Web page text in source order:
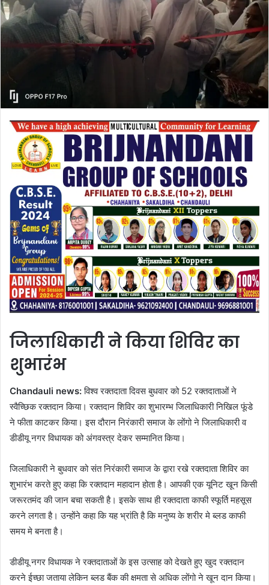
जिलाधिकारी ने किया शिविर का
शुभारंभ
Chandauli news:विश्व रक्तदाता दिवस बुधवार को 52 रक्तदाताओं ने
स्वैच्छिक रक्तदान किया। रक्तदान शिविर का शुभारम्भ जिलाधिकारी निखिल फूंडे
ने फीता काटकर किया। इस दौरान निरंकारी समाज के लोंगो ने जिलाधिकारी व
डीडीयू नगर विधायक को अंगवस्त्र देकर सम्मानित किया।
जिलाधिकारी ने बुधवार को संत निरंकारी समाज के द्वारा रखे रक्तदाता शिविर का
शुभारंभ करते हुए कहा कि रक्तदान महादान होता है। आपकी एक यूनिट खून किसी
जरूरतमंद की जान बचा सकती है। इसके साथ ही रक्तदाता काफी स्फूर्ति महसूस
करने लगता है। उन्होंने कहा कि यह भ्रांति है कि मनुष्य के शरीर मे ब्लड काफी
समय मे बनता है।
डीडीयू नगर विधायक ने रक्तदाताओं के इस उत्साह को देखते हुए खुद रक्तदान
करने ईच्छा जताया लेकिन ब्लड बैंक की क्षमता से अधिक लोंगो ने खून दान किया।